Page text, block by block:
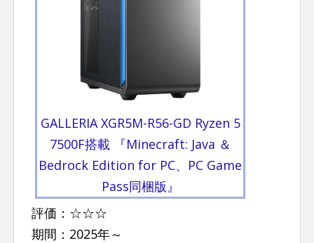
GALLERIA XGR5M-R56-GD Ryzen 5
7500F搭載 『Minecraft: Java ＆
Bedrock Edition for PC、PC Game
Pass同梱版』
評価：☆☆☆
期間：2025年～